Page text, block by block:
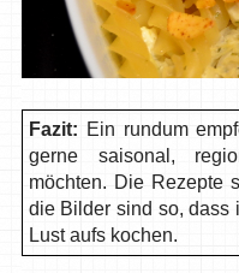
Fazit: Ein rundum
gerne saisonal,
möchten. Die Rezepte
die Bilder sind so, dass
Lust aufs kochen.